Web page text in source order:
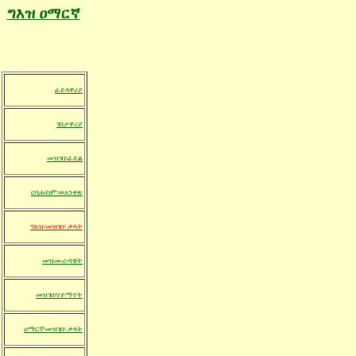
ግእዝ ዐማርኛ
ፊደላዋሪያ
ገበታዋሪያ
መዝገበ፡ፊደል
ርባሐ፡ስም፡ወአንቀጽ
ግእዝ፡መዝገበ፡ ቃላት
መዝሙረ፡ዳዊት
መዝገበ፡ሃይማኖት
ዐማርኛ፡መዝገበ፡ ቃላት